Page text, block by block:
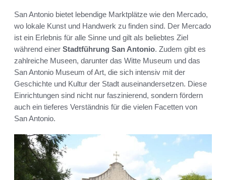
San Antonio bietet lebendige Marktplätze wie den Mercado,
wo lokale Kunst und Handwerk zu finden sind. Der Mercado
ist ein Erlebnis für alle Sinne und gilt als beliebtes Ziel
während einer Stadtführung San Antonio. Zudem gibt es
zahlreiche Museen, darunter das Witte Museum und das
San Antonio Museum of Art, die sich intensiv mit der
Geschichte und Kultur der Stadt auseinandersetzen. Diese
Einrichtungen sind nicht nur faszinierend, sondern fördern
auch ein tieferes Verständnis für die vielen Facetten von
San Antonio.